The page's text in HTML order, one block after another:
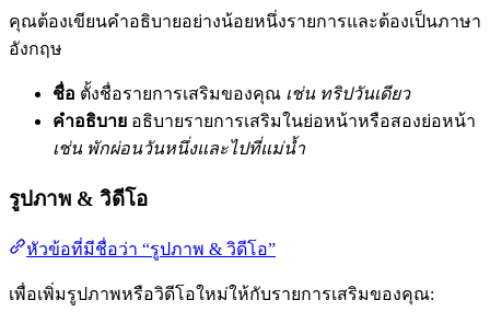
คุณต้องเขียนคำอธิบายอย่างน้อยหนึ่งรายการและต้องเป็นภาษา
อังกฤษ
ชื่อ ตั้งชื่อรายการเสริมของคุณ เช่น ทริปวันเดียว
คำอธิบาย อธิบายรายการเสริมในย่อหน้าหรือสองย่อหน้า
เช่น พักผ่อนวันหนึ่งและไปที่แม่น้ำ
รูปภาพ & วิดีโอ
หัวข้อที่มีชื่อว่า “รูปภาพ & วิดีโอ”
เพื่อเพิ่มรูปภาพหรือวิดีโอใหม่ให้กับรายการเสริมของคุณ: